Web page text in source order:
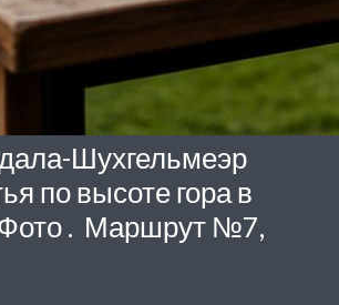
Шухгельмеэр
по высоте гора в
Фото . Маршрут №7,